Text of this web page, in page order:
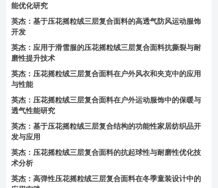
能优化研究
英杰：基于压花摇粒绒三层复合面料的高透气防风运动服饰
开发
英杰：应用于滑雪服的压花摇粒绒三层复合面料抗撕裂与耐
磨性提升技术
英杰：压花摇粒绒三层复合面料在户外风衣和夹克中的应用
与性能
英杰：压花摇粒绒三层复合面料在户外运动服饰中的保暖与
透气性能研究
英杰：基于压花摇粒绒三层复合结构的功能性家居纺织品开
发与应用
英杰：压花摇粒绒三层复合面料的抗起球性与耐磨性优化技
术分析
英杰：高弹性压花摇粒绒三层复合面料在冬季童装设计中的